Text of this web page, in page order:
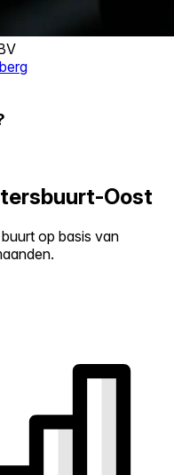
Oost
op basis van